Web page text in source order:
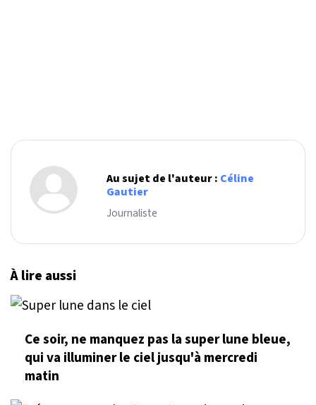
Au sujet de l'auteur : Céline
Gautier
Journaliste
À lire aussi
Ce soir, ne manquez pas la super lune bleue,
qui va illuminer le ciel jusqu'à mercredi
matin